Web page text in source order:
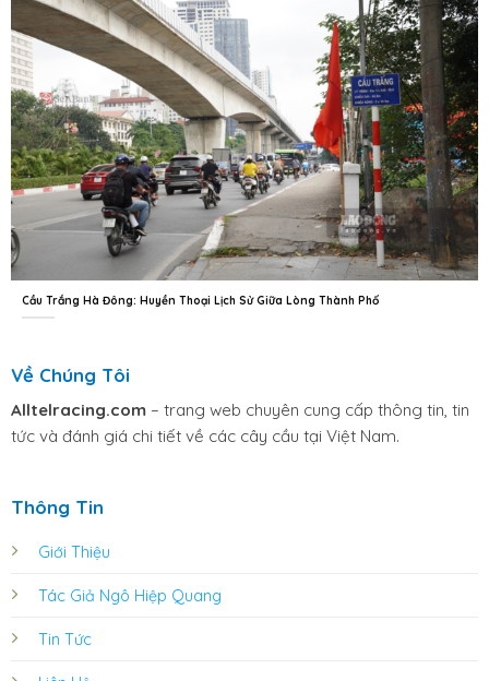
Về Chúng Tôi
Alltelracing.com– trang web chuyên cung cấp thông tin, tin
tức và đánh giá chi tiết về các cây cầu tại Việt Nam.
Thông Tin
Giới Thiệu
Tác Giả Ngô Hiệp Quang
Tin Tức
Cầu Trắng Hà Đông: Huyền Thoại Lịch Sử Giữa Lòng Thành Phố